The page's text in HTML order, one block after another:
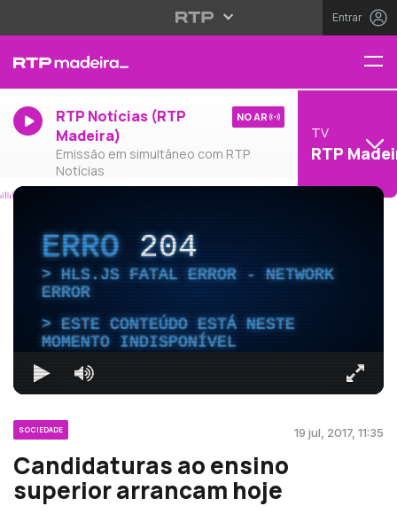
Entrar
RTP Notícias (RTP
Madeira)
Emissão em simultâneo com RTP
Notícias
NO AR
TV
RTP
ERRO204
HLS.JS FATAL ERROR - NETWORK
ERROR
ESTE CONTEÚDO ESTÁ NESTE
MOMENTO INDISPONÍVEL
SOCIEDADE 19 jul, 2017, 11:35
Candidaturas ao ensino
superior arrancam hoje